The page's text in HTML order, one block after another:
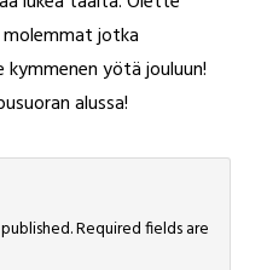
jotka
yötä jouluun!
alussa!
Required fields are